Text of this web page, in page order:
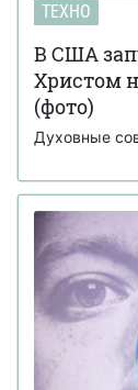
ТЕХНО
В США
Христом
(фото)
Духовные